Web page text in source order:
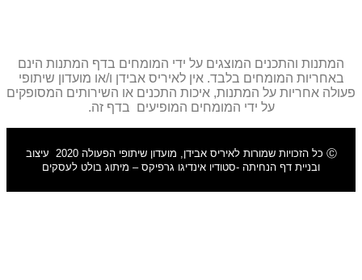
המתנות והתכנים המוצגים על ידי המומחים בדף המתנות הינם
באחריות המומחים בלבד. אין לאיריס אבידן ו/או מועדון שיתופי
פעולה אחריות על המתנות, איכות התכנים או השירותים המסופקים
על ידי המומחים המופיעים בדף זה.
Ⓒ כל הזכויות שמורות לאיריס אבידן, מועדון שיתופי הפעולה 2020 עיצוב
ובניית דף הנחיתה -סטודיו אינדיגו גרפיקס – מיתוג בולט לעסקים